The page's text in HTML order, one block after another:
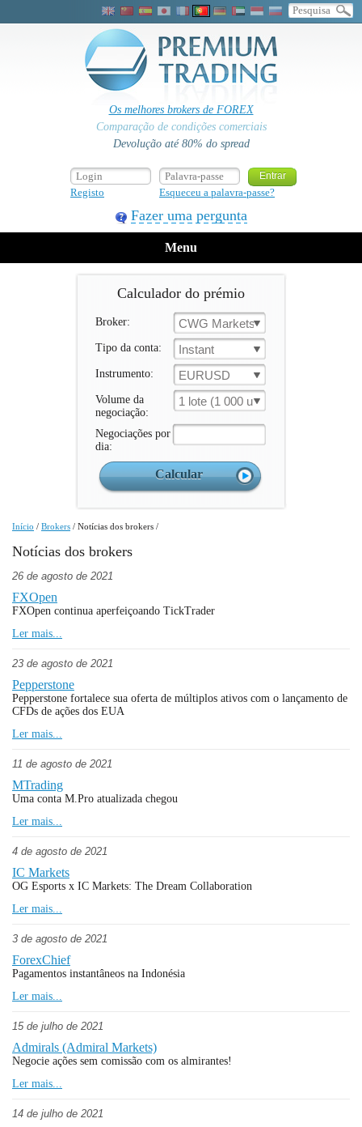
Os melhores brokers de FOREX
Comparação de condições comerciais
Devolução até 80% do spread
Registo Esqueceu a palavra-passe?
Fazer uma pergunta
Menu
Calculador do prémio
Broker: CWG Markets
Tipo da conta: Instant
Instrumento: EURUSD
Volume da
negociação:
1 lote (1 000 un.)
Negociações por
dia:
Início / Brokers / Notícias dos brokers /
Notícias dos brokers
26 de agosto de 2021
FXOpen
FXOpen continua aperfeiçoando TickTrader
Ler mais...
23 de agosto de 2021
Pepperstone
Pepperstone fortalece sua oferta de múltiplos ativos com o lançamento de
CFDs de ações dos EUA
Ler mais...
11 de agosto de 2021
MTrading
Uma conta M.Pro atualizada chegou
Ler mais...
4 de agosto de 2021
IC Markets
OG Esports x IC Markets: The Dream Collaboration
Ler mais...
3 de agosto de 2021
ForexChief
Pagamentos instantâneos na Indonésia
Ler mais...
15 de julho de 2021
Admirals (Admiral Markets)
Negocie ações sem comissão com os almirantes!
Ler mais...
14 de julho de 2021